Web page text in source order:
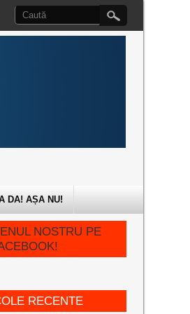
DA! AȘA NU!
NOSTRU PE
RECENTE